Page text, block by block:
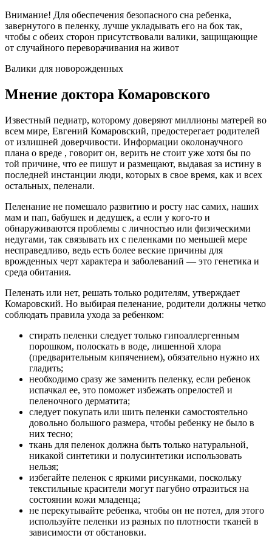
Внимание! Для обеспечения безопасного сна ребенка,
завернутого в пеленку, лучше укладывать его на бок так,
чтобы с обеих сторон присутствовали валики, защищающие
от случайного переворачивания на живот
Валики для новорожденных
Мнение доктора Комаровского
Известный педиатр, которому доверяют миллионы матерей во
всем мире, Евгений Комаровский, предостерегает родителей
от излишней доверчивости. Информации околонаучного
плана о вреде , говорит он, верить не стоит уже хотя бы по
той причине, что ее пишут и размещают, выдавая за истину в
последней инстанции люди, которых в свое время, как и всех
остальных, пеленали.
Пеленание не помешало развитию и росту нас самих, наших
мам и пап, бабушек и дедушек, а если у кого-то и
обнаруживаются проблемы с личностью или физическими
недугами, так связывать их с пеленками по меньшей мере
несправедливо, ведь есть более веские причины для
врожденных черт характера и заболеваний — это генетика и
среда обитания.
Пеленать или нет, решать только родителям, утверждает
Комаровский. Но выбирая пеленание, родители должны четко
соблюдать правила ухода за ребенком:
стирать пеленки следует только гипоаллергенным
порошком, полоскать в воде, лишенной хлора
(предварительным кипячением), обязательно нужно их
гладить;
необходимо сразу же заменить пеленку, если ребенок
испачкал ее, это поможет избежать опрелостей и
пеленочного дерматита;
следует покупать или шить пеленки самостоятельно
довольно большого размера, чтобы ребенку не было в
них тесно;
ткань для пеленок должна быть только натуральной,
никакой синтетики и полусинтетики использовать
нельзя;
избегайте пеленок с яркими рисунками, поскольку
текстильные красители могут пагубно отразиться на
состоянии кожи младенца;
не перекутывайте ребенка, чтобы он не потел, для этого
используйте пеленки из разных по плотности тканей в
зависимости от обстановки.